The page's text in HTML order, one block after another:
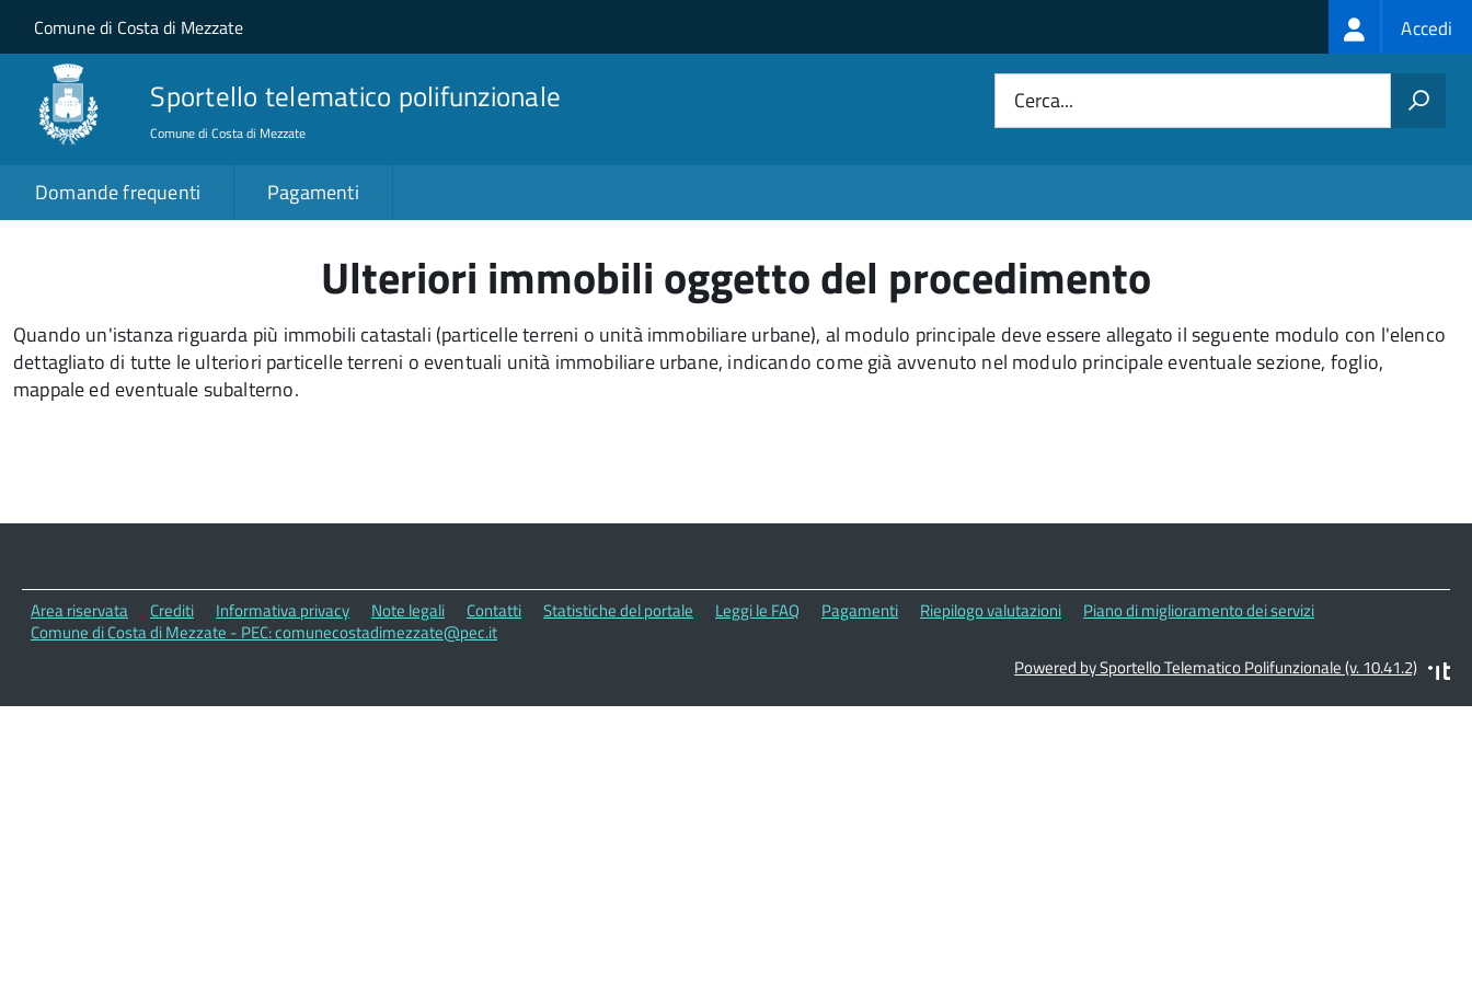
Salta al contenuto principale
Skip to site navigation
Comune di Costa di Mezzate Login
menu
Accedi
Sportello telematico polifunzionale
Comune di Costa di Mezzate
Cerca...
Domande frequenti Pagamenti
Ulteriori immobili oggetto del procedimento
Quando un'istanza riguarda più immobili catastali (particelle terreni o unità immobiliare urbane), al modulo principale deve essere allegato il seguente modulo con l'elenco
dettagliato di tutte le ulteriori particelle terreni o eventuali unità immobiliare urbane, indicando come già avvenuto nel modulo principale eventuale sezione, foglio,
mappale ed eventuale subalterno.
Area riservata Crediti Informativa privacy Note legali Contatti Statistiche del portale Leggi le FAQ Pagamenti Riepilogo valutazioni
Piano di miglioramento dei servizi
Comune di Costa di Mezzate - PEC: comunecostadimezzate@pec.it
Powered by Sportello Telematico Polifunzionale (v. 10.41.2)